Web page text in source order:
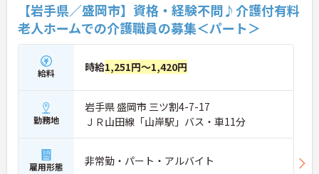
【岩手県／盛岡市】資格・経験不問♪介護付有料
老人ホームでの介護職員の募集＜パート＞
給料 時給1,251円～1,420円
勤務地
岩手県 盛岡市 三ツ割4-7-17
ＪＲ山田線「山岸駅」バス・車11分
雇用形態 非常勤・パート・アルバイト